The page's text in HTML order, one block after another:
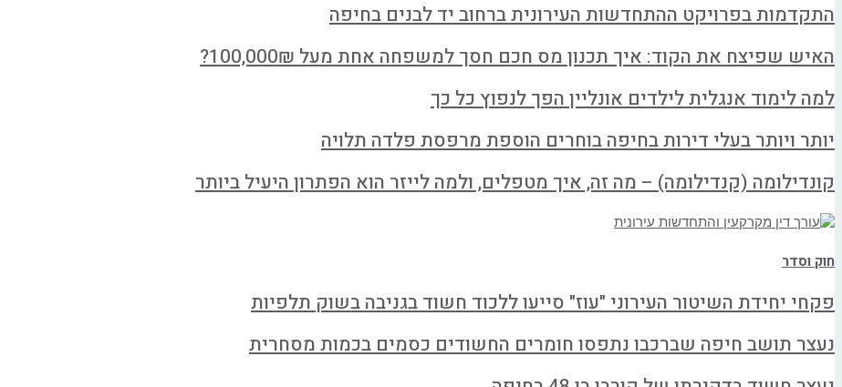
התקדמות בפרויקט ההתחדשות העירונית ברחוב יד לבנים בחיפה
האיש שפיצח את הקוד: איך תכנון מס חכם חסך למשפחה אחת מעל 100,000₪?
למה לימוד אנגלית לילדים אונליין הפך לנפוץ כל כך
יותר ויותר בעלי דירות בחיפה בוחרים הוספת מרפסת פלדה תלויה
קונדילומה (קנדילומה) – מה זה, איך מטפלים, ולמה לייזר הוא הפתרון היעיל ביותר
חוק וסדר
פקחי יחידת השיטור העירוני "עוז" סייעו ללכוד חשוד בגניבה בשוק תלפיות
נעצר תושב חיפה שברכבו נתפסו חומרים החשודים כסמים בכמות מסחרית